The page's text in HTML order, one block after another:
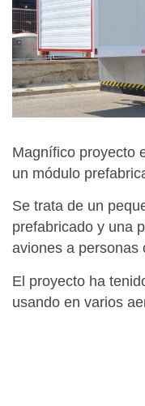
Magnífico proyecto
un módulo
Se trata de un
prefabricado y una
aviones a personas
El proyecto ha
usando en varios